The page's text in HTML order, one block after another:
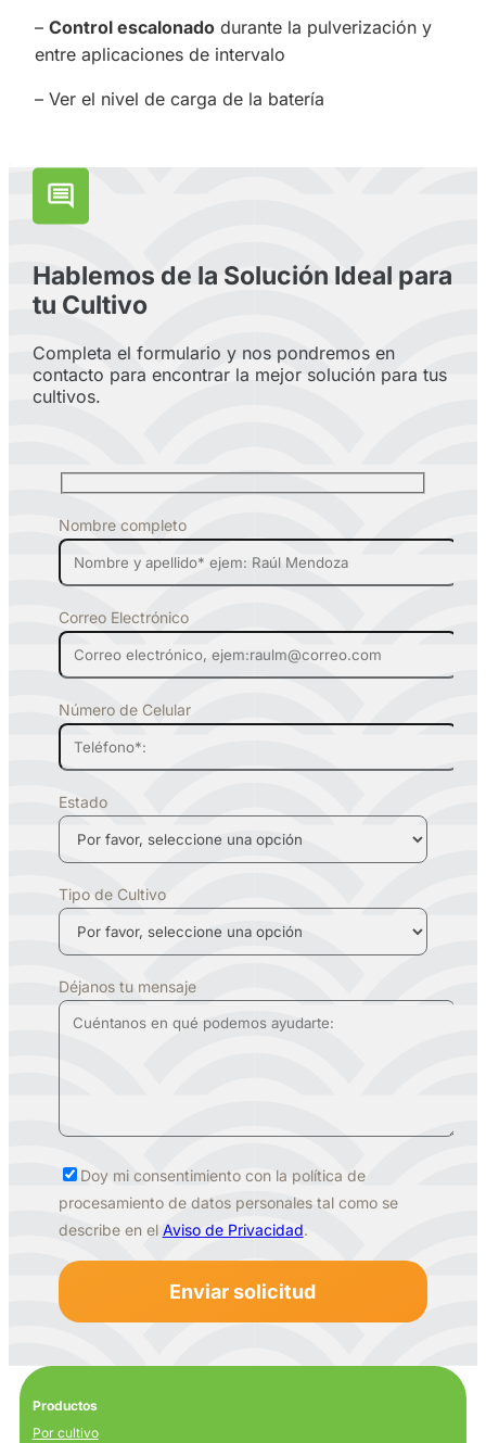
– Control escalonado durante la pulverización y
entre aplicaciones de intervalo
– Ver el nivel de carga de la batería
Hablemos de la Solución Ideal para
tu Cultivo
Completa el formulario y nos pondremos en
contacto para encontrar la mejor solución para tus
cultivos.
Nombre completo
Correo Electrónico
Número de Celular
Estado
Tipo de Cultivo
Déjanos tu mensaje
Doy mi consentimiento con la política de
procesamiento de datos personales tal como se
describe en el Aviso de Privacidad.
Productos
Por cultivo